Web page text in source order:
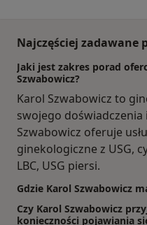
Najczęściej zadawane
Jaki jest zakres porad
Szwabowicz?
Karol Szwabowicz to
swojego doświadczenia
Szwabowicz oferuje
ginekologiczne z USG,
LBC, USG piersi.
Gdzie Karol Szwabowicz
Czy Karol Szwabowicz
konieczności pojawiania